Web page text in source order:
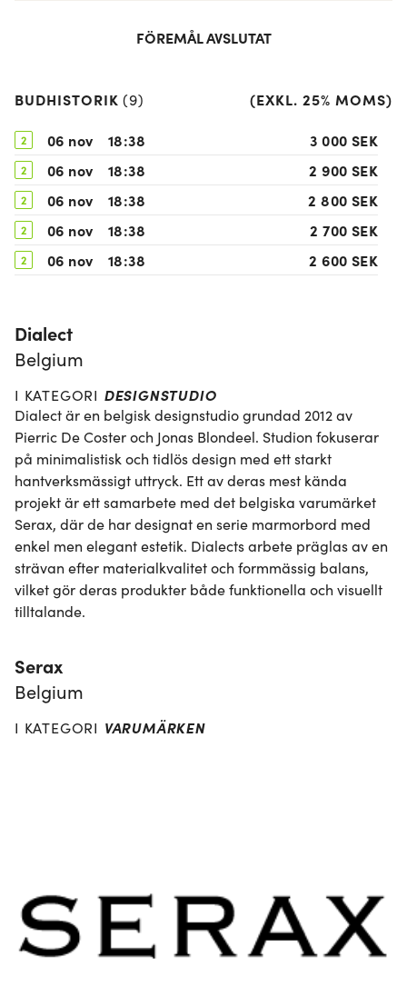
FÖREMÅL AVSLUTAT
BUDHISTORIK (9) (EXKL. 25% MOMS)
2 06 nov 18:38 3 000 SEK
2 06 nov 18:38 2 900 SEK
2 06 nov 18:38 2 800 SEK
2 06 nov 18:38 2 700 SEK
2 06 nov 18:38 2 600 SEK
01 nov
Dialect
Belgium
I KATEGORI DESIGNSTUDIO
Dialect är en belgisk designstudio grundad 2012 av
Pierric De Coster och Jonas Blondeel. Studion fokuserar
på minimalistisk och tidlös design med ett starkt
hantverksmässigt uttryck. Ett av deras mest kända
projekt är ett samarbete med det belgiska varumärket
Serax, där de har designat en serie marmorbord med
enkel men elegant estetik. Dialects arbete präglas av en
strävan efter materialkvalitet och formmässig balans,
vilket gör deras produkter både funktionella och visuellt
tilltalande.
Serax
Belgium
I KATEGORI VARUMÄRKEN